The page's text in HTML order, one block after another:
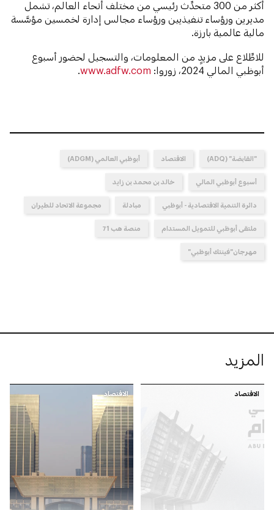
أكثر من 300 متحدِّث رئيسي من مختلف أنحاء العالم، تشمل
مديرين ورؤساء تنفيذيين ورؤساء مجالس إدارة لخمسين مؤسَّسة
مالية عالمية بارزة.
للاطِّلاع على مزيدٍ من المعلومات، والتسجيل لحضور أسبوع
أبوظبي المالي 2024، زوروا:
www.adfw.com
.
"القابضة" (ADQ) الاقتصاد أبوظبي العالمي (ADGM)
أسبوع أبوظبي المالي خالد بن محمد بن زايد
دائرة التنمية الاقتصادية - أبوظبي مبادلة مجموعة الاتحاد للطيران
ملتقى أبوظبي للتمويل المستدام منصة هب 71
مهرجان"فينتك أبوظبي"
المزيد
الاقتصاد الاقتصاد